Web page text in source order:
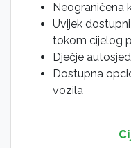
Neograničena
Uvijek
tokom cijelog
Dječje
Dostupna
vozila